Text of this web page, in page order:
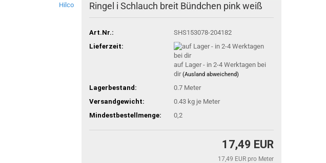
STOFFE IN STÜCKEN VON 25 UND 50 CM
Hilco
Ringel i Schlauch breit Bündchen pink weiß
Art.Nr.:
SHS153078-204182
Lieferzeit:
auf Lager - in 2-4 Werktagen bei
dir(Ausland abweichend)
Lagerbestand: 0.7 Meter
Versandgewicht:
0.43 kg je Meter
Mindestbestellmenge:
0,2
17,49 EUR
17,49 EUR pro Meter